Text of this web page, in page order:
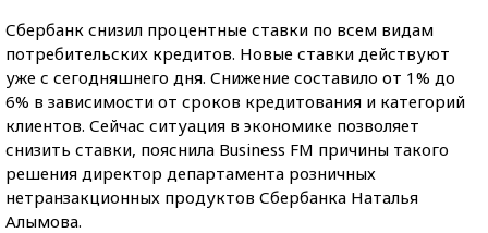
Сбербанк снизил процентные ставки по всем видам
потребительских кредитов. Новые ставки действуют
уже с сегодняшнего дня. Снижение составило от 1% до
6% в зависимости от сроков кредитования и категорий
клиентов. Сейчас ситуация в экономике позволяет
снизить ставки, пояснила Business FM причины такого
решения директор департамента розничных
нетранзакционных продуктов Сбербанка Наталья
Алымова.